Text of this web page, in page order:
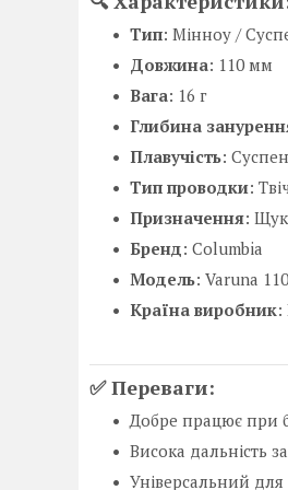
Тип: Мінноу /
Довжина: 110 мм
Вага: 16 г
Глибина
Плавучість:
Тип проводки:
Призначення:
Бренд: Columbia
Модель: Varuna
Країна виробник:
✅ Переваги:
Добре працює при
Висока дальність
Універсальний для